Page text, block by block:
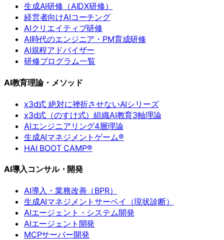
生成AI研修（AIDX研修）
経営者向けAIコーチング
AIクリエイティブ研修
AI時代のエンジニア・PM育成研修
AI規程アドバイザー
研修プログラム一覧
AI教育理論・メソッド
x3d式 絶対に挫折させないAIシリーズ
x3d式（のすけ式）組織AI教育3軸理論
AIエンジニアリング4層理論
生成AIマネジメントゲーム®
HAI BOOT CAMP®
AI導入コンサル・開発
AI導入・業務改善（BPR）
生成AIマネジメントサーベイ（現状診断）
AIエージェント・システム開発
AIエージェント開発
MCPサーバー開発